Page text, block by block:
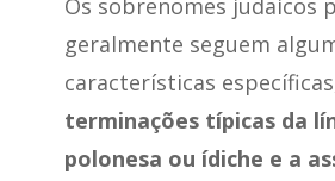
Os sobrenomes judaicos
geralmente seguem
características
terminações típicas da
polonesa ou ídiche e a